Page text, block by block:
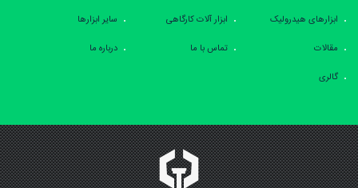
ابزارهای هیدرولیک
ابزار آلات کارگاهی
سایر ابزارها
مقالات
تماس با ما
درباره ما
گالری